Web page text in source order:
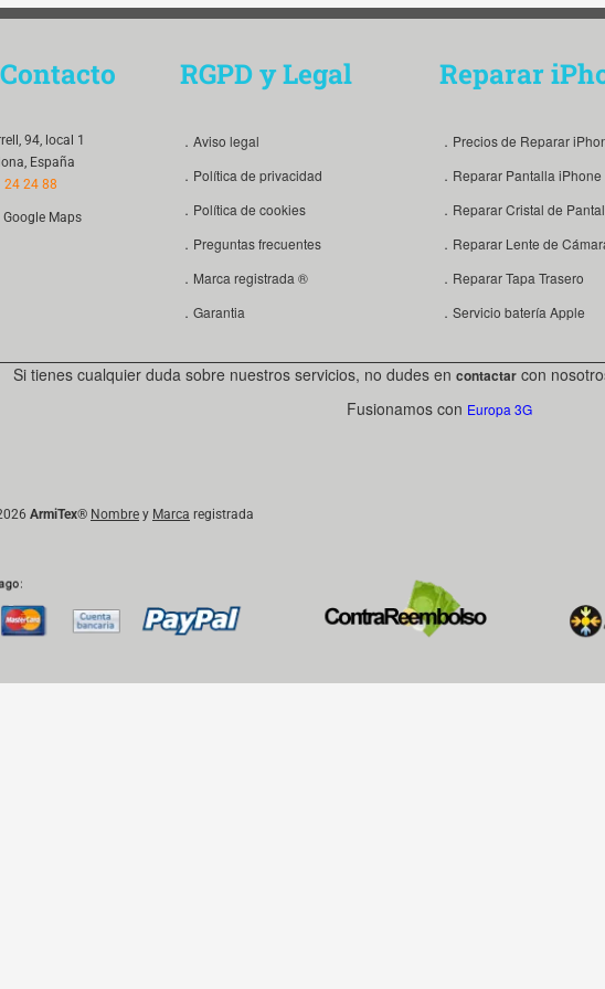
94, local 1
España
24 24 88
Google Maps
RGPD y Legal
．Aviso legal
．Política de privacidad
．Política de cookies
．Preguntas frecuentes
．Marca registrada ®
．Garantia
Reparar
．Precios de Reparar
．Reparar Pantalla iPhone
．Reparar Cristal de
．Reparar Lente de
．Reparar Tapa Trasero
．Servicio batería Apple
Si tienes cualquier duda sobre nuestros servicios, no dudes en contactarcon
Fusionamos con Europa 3G
ArmiTex® Nombre y Marca registrada